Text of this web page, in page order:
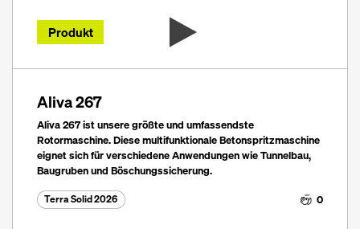
Produkt
Aliva 267
Aliva 267 ist unsere größte und umfassendste
Rotormaschine. Diese multifunktionale Betonspritzmaschine
eignet sich für verschiedene Anwendungen wie Tunnelbau,
Baugruben und Böschungssicherung.
Terra Solid 2026 0